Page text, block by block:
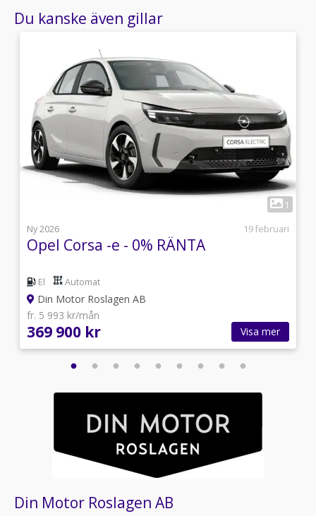
Du kanske även gillar
1
Ny 2026
19 februari
Opel Corsa -e - 0% RÄNTA
El Automat
Din Motor Roslagen AB
fr. 5 993 kr/mån
369 900 kr Visa mer
Din Motor Roslagen AB